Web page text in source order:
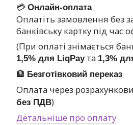
💳 Онлайн-оплата
Оплатіть замовлення без
банківську картку під час
(При оплаті знімається
1,5% для LiqPayта 1,3%
🏦 Безготівковий переказ
Оплата через
без ПДВ)
Детальніше про оплату